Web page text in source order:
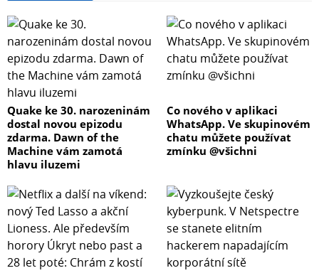
Quake ke 30. narozeninám
dostal novou epizodu
zdarma. Dawn of the
Machine vám zamotá
hlavu iluzemi
Co nového v aplikaci
WhatsApp. Ve skupinovém
chatu můžete používat
zmínku @všichni